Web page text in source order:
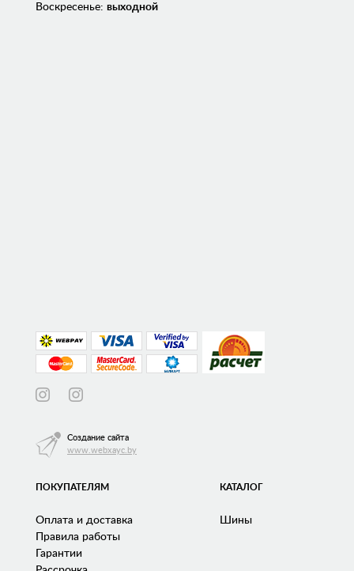
ПОКУПАТЕЛЯМ
Оплата и доставка
Правила работы
Гарантии
КАТАЛОГ
Шины
Воскресенье: выходной
Создание сайта
www.webxayc.by